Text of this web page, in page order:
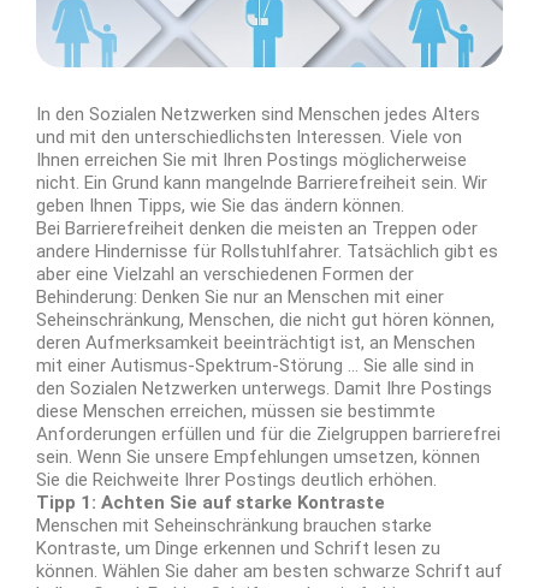
In den Sozialen Netzwerken sind Menschen jedes Alters
und mit den unterschiedlichsten Interessen. Viele von
Ihnen erreichen Sie mit Ihren Postings möglicherweise
nicht. Ein Grund kann mangelnde Barrierefreiheit sein. Wir
geben Ihnen Tipps, wie Sie das ändern können.
Bei Barrierefreiheit denken die meisten an Treppen oder
andere Hindernisse für Rollstuhlfahrer. Tatsächlich gibt es
aber eine Vielzahl an verschiedenen Formen der
Behinderung: Denken Sie nur an Menschen mit einer
Seheinschränkung, Menschen, die nicht gut hören können,
deren Aufmerksamkeit beeinträchtigt ist, an Menschen
mit einer Autismus-Spektrum-Störung … Sie alle sind in
den Sozialen Netzwerken unterwegs. Damit Ihre Postings
diese Menschen erreichen, müssen sie bestimmte
Anforderungen erfüllen und für die Zielgruppen barrierefrei
sein. Wenn Sie unsere Empfehlungen umsetzen, können
Sie die Reichweite Ihrer Postings deutlich erhöhen.
Tipp 1: Achten Sie auf starke Kontraste
Menschen mit Seheinschränkung brauchen starke
Kontraste, um Dinge erkennen und Schrift lesen zu
können. Wählen Sie daher am besten schwarze Schrift auf